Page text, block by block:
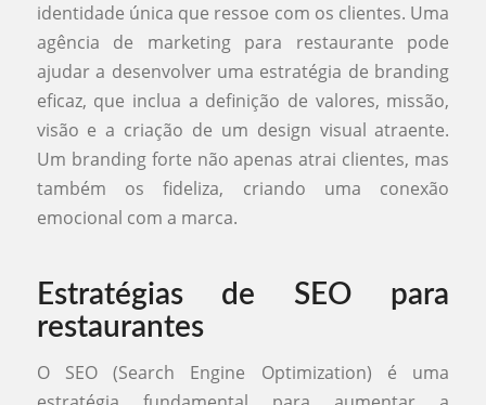
identidade única que ressoe com os clientes. Uma
agência de marketing para restaurante pode
ajudar a desenvolver uma estratégia de branding
eficaz, que inclua a definição de valores, missão,
visão e a criação de um design visual atraente.
Um branding forte não apenas atrai clientes, mas
também os fideliza, criando uma conexão
emocional com a marca.
Estratégias de SEO para
restaurantes
O SEO (Search Engine Optimization) é uma